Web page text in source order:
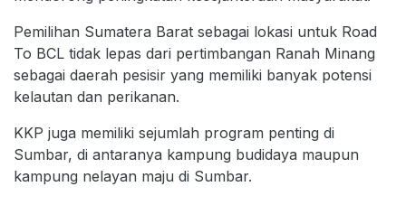
Pemilihan Sumatera Barat sebagai lokasi untuk Road
To BCL tidak lepas dari pertimbangan Ranah Minang
sebagai daerah pesisir yang memiliki banyak potensi
kelautan dan perikanan.
KKP juga memiliki sejumlah program penting di
Sumbar, di antaranya kampung budidaya maupun
kampung nelayan maju di Sumbar.